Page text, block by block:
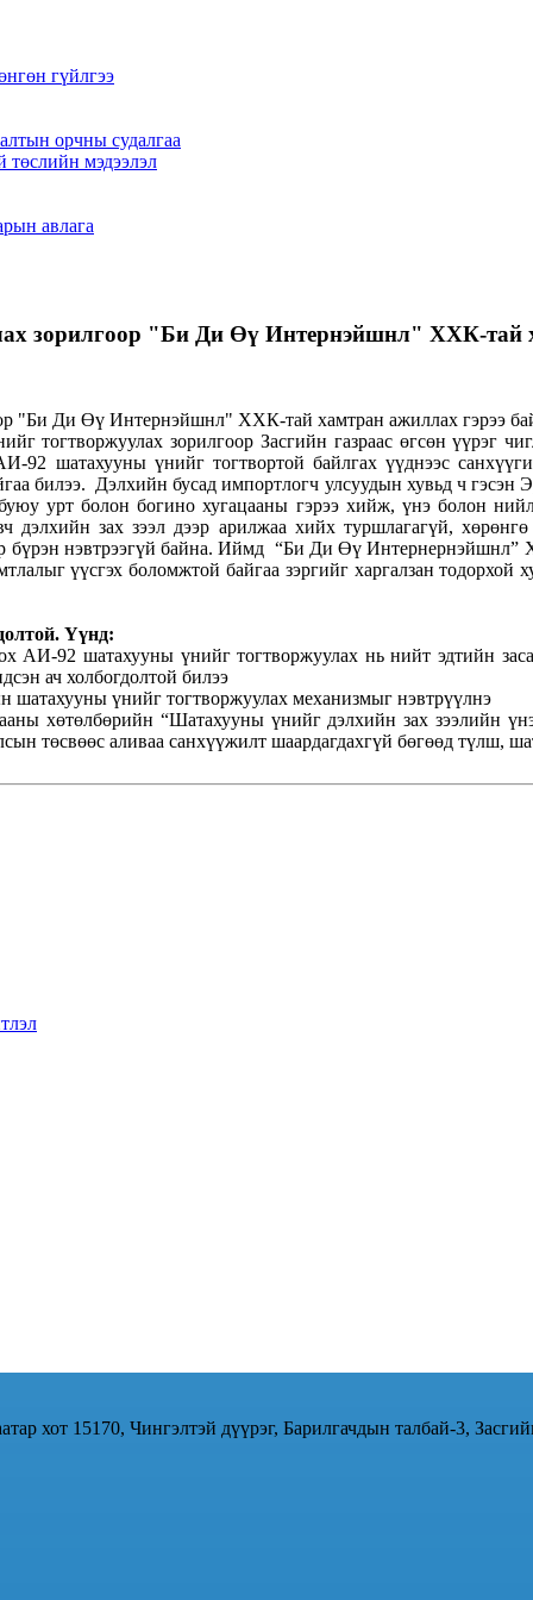
гүйлгээ
орчны судалгаа
төслийн мэдээлэл
авлага
зорилгоор "Би Ди Өү Интернэйшнл" ХХК-тай
зорилгоор Засгийн газраас өгсөн үүрэг
92 шатахууны үнийг тогтвортой байлгах үүднээс
билээ. Дэлхийн бусад импортлогч улсуудын хувьд ч
урт болон богино хугацааны гэрээ хийж, үнэ болон
дэлхийн зах зээл дээр арилжаа хийх туршлагагүй,
бүрэн нэвтрээгүй байна. Иймд “Би Ди Өү
үүсгэх боломжтой байгаа зэргийг харгалзан
Үүнд:
АИ-92 шатахууны үнийг тогтворжуулах нь нийт эдтийн
ач холбогдолтой билээ
шатахууны үнийг тогтворжуулах механизмыг нэвтрүүлнэ
хөтөлбөрийн “Шатахууны үнийг дэлхийн зах зээлийн
төсвөөс аливаа санхүүжилт шаардагдахгүй бөгөөд түлш,
хот 15170, Чингэлтэй дүүрэг, Барилгачдын талбай-3,